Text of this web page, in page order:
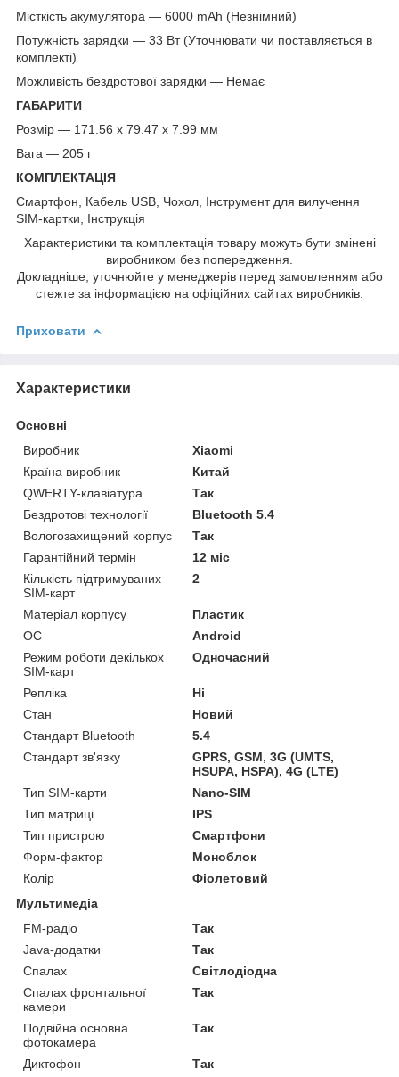
Місткість акумулятора — 6000 mAh (Незнімний)
Потужність зарядки — 33 Вт (Уточнювати чи поставляється в
комплекті)
Можливість бездротової зарядки — Немає
ГАБАРИТИ
Розмір — 171.56 x 79.47 x 7.99 мм
Вага — 205 г
КОМПЛЕКТАЦІЯ
Смартфон, Кабель USB, Чохол, Інструмент для вилучення
SIM-картки, Інструкція
Характеристики та комплектація товару можуть бути змінені
виробником без попередження.
Докладніше, уточнюйте у менеджерів перед замовленням або
стежте за інформацією на офіційних сайтах виробників.
Приховати
Характеристики
Основні
Виробник
Xiaomi
Країна виробник
Китай
QWERTY-клавіатура
Так
Бездротові технології
Bluetooth 5.4
Вологозахищений корпус
Так
Гарантійний термін
12 міс
Кількість підтримуваних
SIM-карт
2
Матеріал корпусу
Пластик
ОС
Android
Режим роботи декількох
SIM-карт
Одночасний
Репліка
Ні
Стан
Новий
Стандарт Bluetooth
5.4
Стандарт зв'язку
GPRS, GSM, 3G (UMTS,
HSUPA, HSPA), 4G (LTE)
Тип SIM-карти
Nano-SIM
Тип матриці
IPS
Тип пристрою
Смартфони
Форм-фактор
Моноблок
Колір
Фіолетовий
Мультимедіа
FM-радіо
Так
Java-додатки
Так
Спалах
Світлодіодна
Спалах фронтальної
камери
Так
Подвійна основна
фотокамера
Так
Диктофон
Так